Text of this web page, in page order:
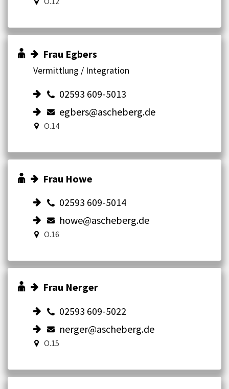
Frau Egbers
Vermittlung / Integration
02593 609-5013
egbers@ascheberg.de
O.14
Frau Howe
02593 609-5014
howe@ascheberg.de
O.16
Frau Nerger
02593 609-5022
nerger@ascheberg.de
O.15